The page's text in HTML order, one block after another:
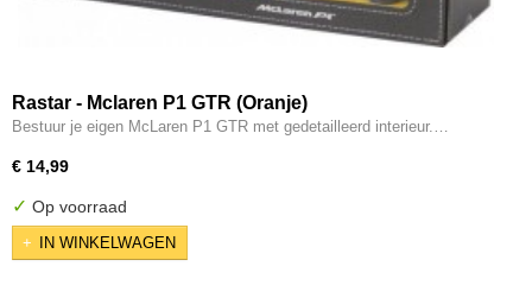
Rastar - Mclaren P1 GTR (Oranje)
Bestuur je eigen McLaren P1 GTR met gedetailleerd interieur.…
€ 14,99
✓ Op voorraad
IN WINKELWAGEN